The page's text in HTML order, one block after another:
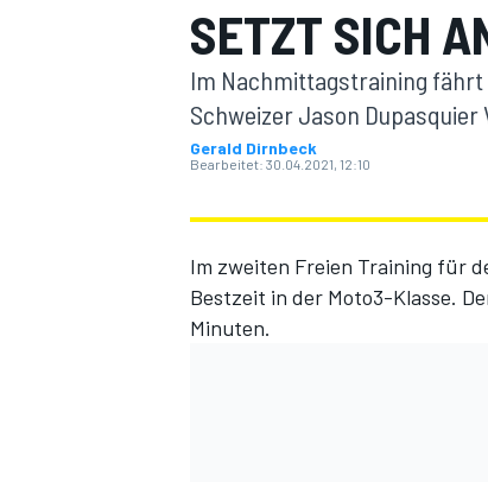
SETZT SICH
Im Nachmittagstraining fährt
Schweizer Jason
Gerald Dirnbeck
Bearbeitet: 30.04.2021, 12:10
Im zweiten Freien Training für
Bestzeit in der Moto3-Klasse.
Minuten.